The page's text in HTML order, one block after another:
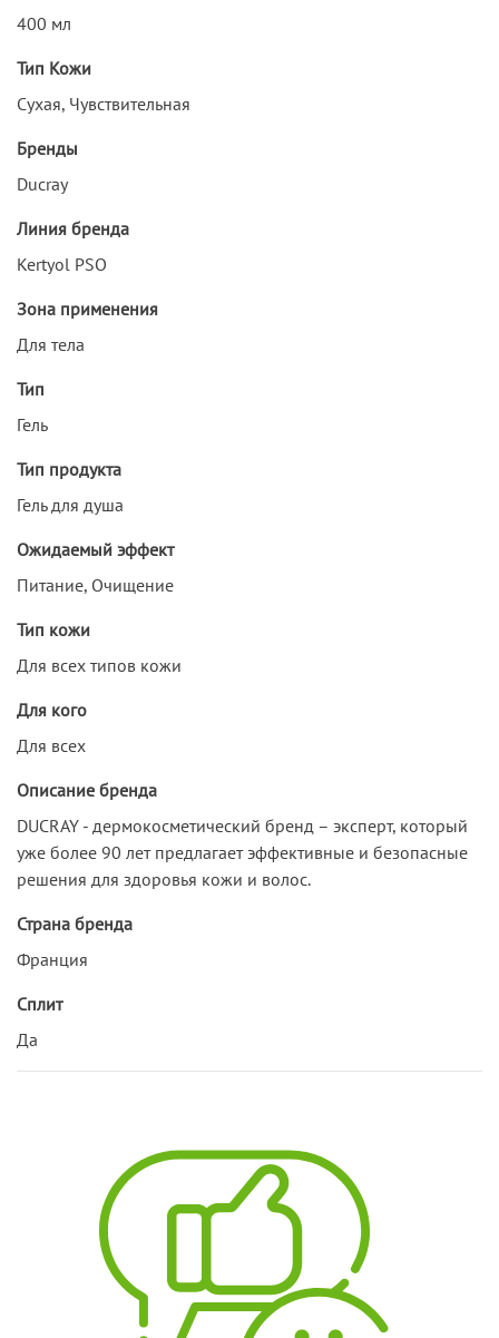
400 мл
Тип Кожи
Сухая, Чувствительная
Бренды
Ducray
Линия бренда
Kertyol PSO
Зона применения
Для тела
Тип
Гель
Тип продукта
Гель для душа
Ожидаемый эффект
Питание, Очищение
Тип кожи
Для всех типов кожи
Для кого
Для всех
Описание бренда
DUCRAY - дермокосметический бренд – эксперт, который
уже более 90 лет предлагает эффективные и безопасные
решения для здоровья кожи и волос.
Страна бренда
Франция
Сплит
Да